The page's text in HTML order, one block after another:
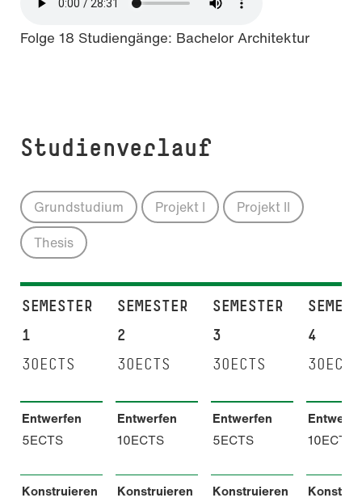
Folge 18 Studiengänge: Bachelor Architektur
Studienverlauf
Grundstudium Projekt I
Projekt II
Thesis
SEMESTER
1
30ECTS
SEMESTER
2
30ECTS
SEMESTER
3
30ECTS
4
30ECTS
Entwerfen
5ECTS
Entwerfen
10ECTS
Entwerfen
5ECTS
10ECTS
Konstruieren
Konstruieren
Konstruieren